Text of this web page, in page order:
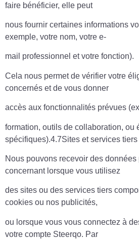
faire bénéficier, elle peut
nous fournir certaines informations
exemple, votre nom, votre e-
mail professionnel et votre fonction).
Cela nous permet de vérifier votre
concernés et de vous donner
accès aux fonctionnalités prévues
formation, outils de collaboration, ou
spécifiques).4.7Sites et services tiers
Nous pouvons recevoir des
concernant lorsque vous utilisez
des sites ou des services tiers
cookies ou nos publicités,
ou lorsque vous vous connectez à
votre compte Steerqo. Par